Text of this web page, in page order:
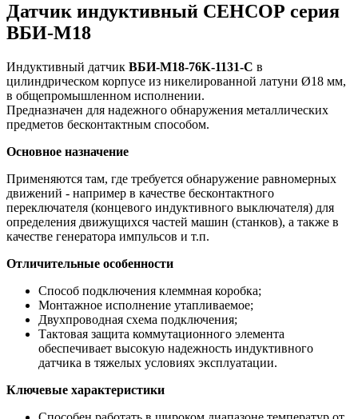
Датчик индуктивный СЕНСОР серия
ВБИ-М18
Индуктивный датчик ВБИ-М18-76К-1131-С в
цилиндрическом корпусе из никелированной латуни Ø18 мм,
в общепромышленном исполнении.
Предназначен для надежного обнаружения металлических
предметов бесконтактным способом.
Основное назначение
Применяются там, где требуется обнаружение равномерных
движений - например в качестве бесконтактного
переключателя (концевого индуктивного выключателя) для
определения движущихся частей машин (станков), а также в
качестве генератора импульсов и т.п.
Отличительные особенности
Способ подключения клеммная коробка;
Монтажное исполнение утапливаемое;
Двухпроводная схема подключения;
Тактовая защита коммутационного элемента
обеспечивает высокую надежность индуктивного
датчика в тяжелых условиях эксплуатации.
Ключевые характеристики